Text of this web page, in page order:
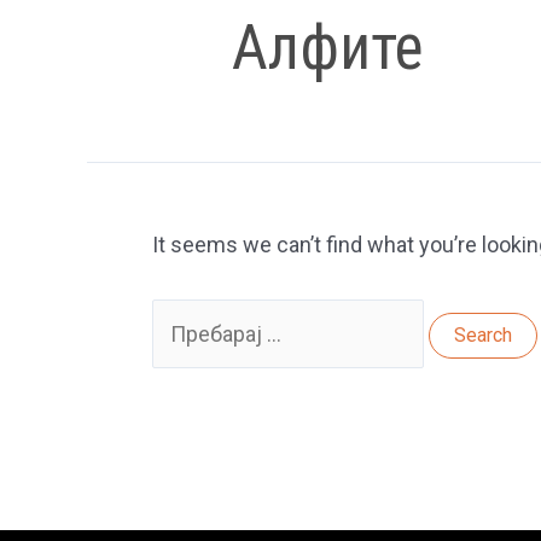
Алфите
It seems we can’t find what you’re
for: